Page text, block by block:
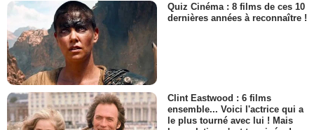
Quiz Cinéma : 8 films de ces 10
dernières années à reconnaître !
Clint Eastwood : 6 films
ensemble... Voici l'actrice qui a
le plus tourné avec lui ! Mais